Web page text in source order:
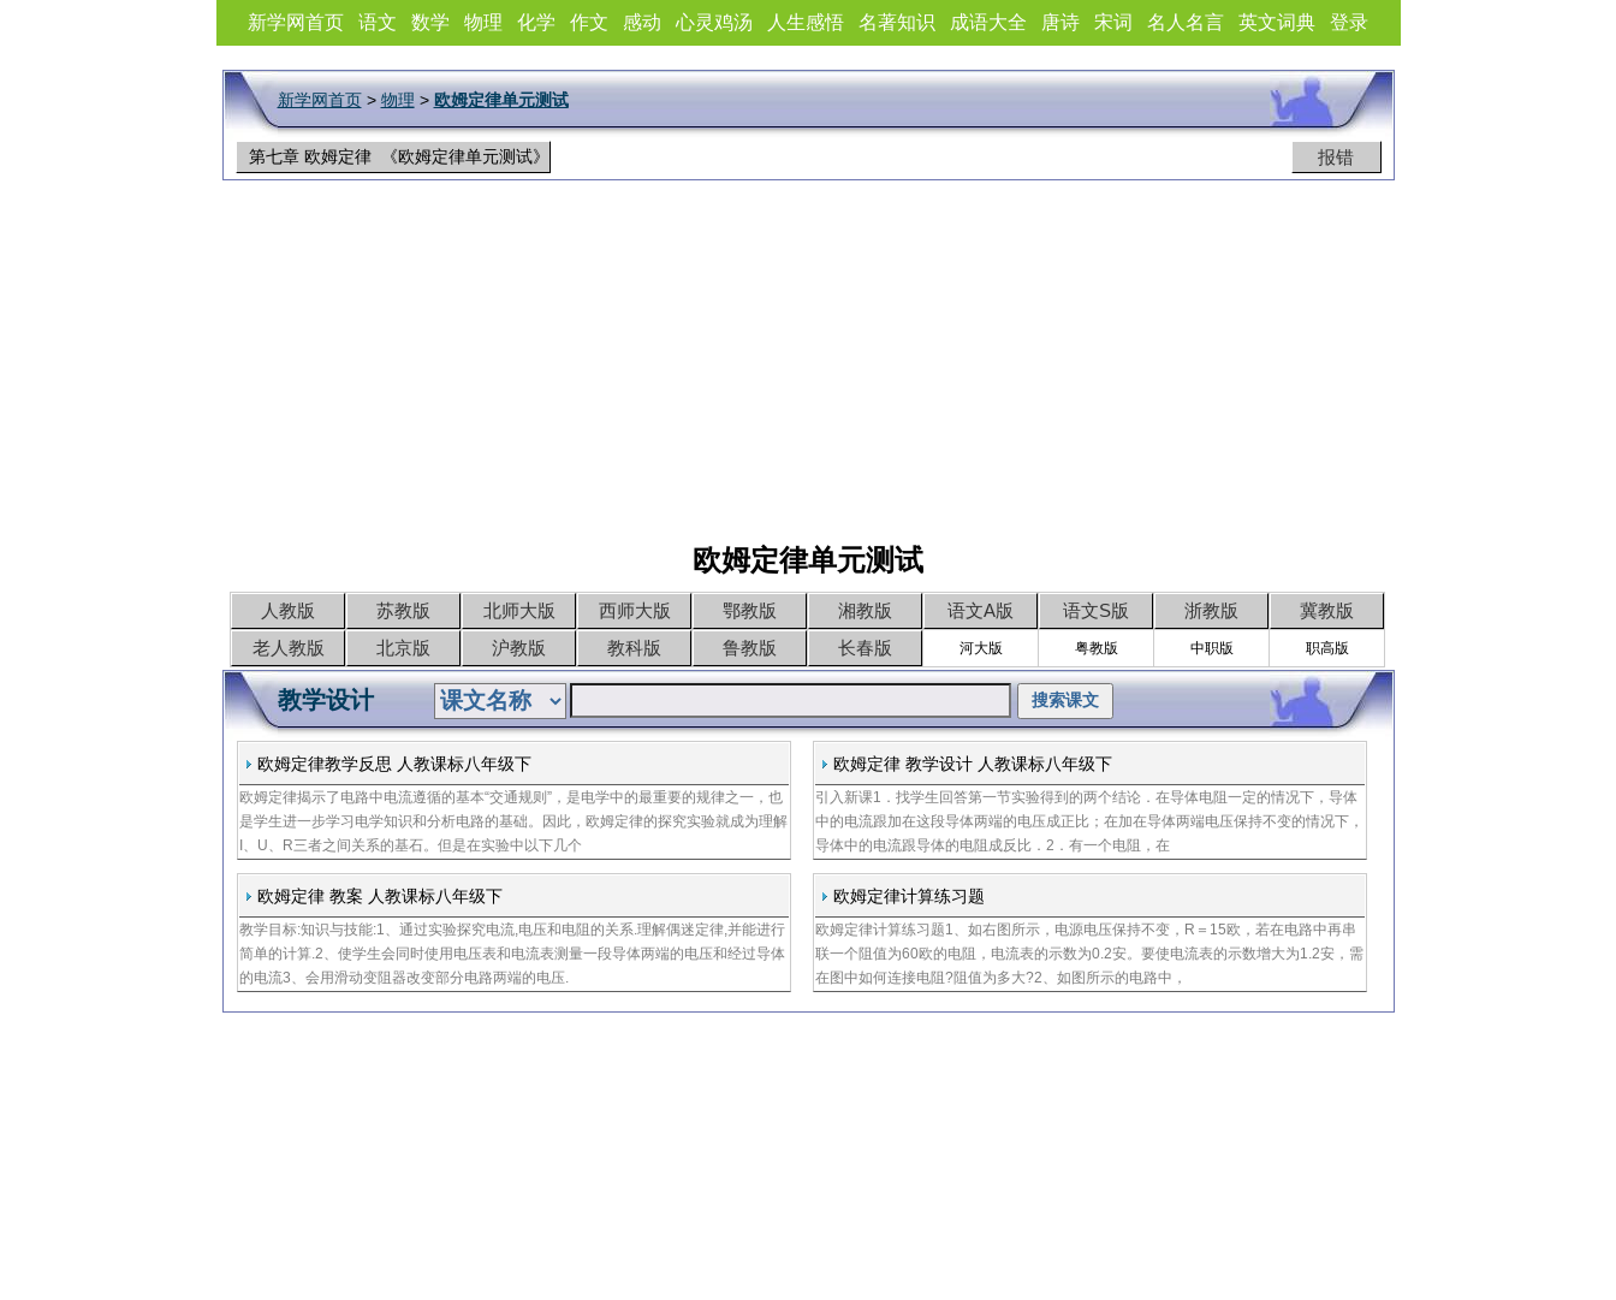
新学网首页 语文 数学 物理 化学 作文 感动 心灵鸡汤 人生感悟 名著知识 成语大全 唐诗 宋词 名人名言 英文词典 登录
新学网首页> 物理 > 欧姆定律单元测试
第七章 欧姆定律 《欧姆定律单元测试》 报错
欧姆定律单元测试
人教版 苏教版 北师大版 西师大版 鄂教版 湘教版 语文A版 语文S版 浙教版
冀教版
老人教版
北京版 沪教版 教科版 鲁教版 长春版 河大版 粤教版 中职版 职高版
教学设计
欧姆定律教学反思 人教课标八年级下
欧姆定律揭示了电路中电流遵循的基本“交通规则”，是电学中的最重要的规律之一，也
是学生进一步学习电学知识和分析电路的基础。因此，欧姆定律的探究实验就成为理解
I、U、R三者之间关系的基石。但是在实验中以下几个
欧姆定律 教学设计 人教课标八年级下
引入新课1．找学生回答第一节实验得到的两个结论．在导体电阻一定的情况下，导体
中的电流跟加在这段导体两端的电压成正比；在加在导体两端电压保持不变的情况下，
导体中的电流跟导体的电阻成反比．2．有一个电阻，在
欧姆定律 教案 人教课标八年级下
教学目标:知识与技能:1、通过实验探究电流,电压和电阻的关系.理解偶迷定律,并能进行
简单的计算.2、使学生会同时使用电压表和电流表测量一段导体两端的电压和经过导体
的电流3、会用滑动变阻器改变部分电路两端的电压.
欧姆定律计算练习题
欧姆定律计算练习题1、如右图所示，电源电压保持不变，R＝15欧，若在电路中再串
联一个阻值为60欧的电阻，电流表的示数为0.2安。要使电流表的示数增大为1.2安，需
在图中如何连接电阻?阻值为多大?2、如图所示的电路中，